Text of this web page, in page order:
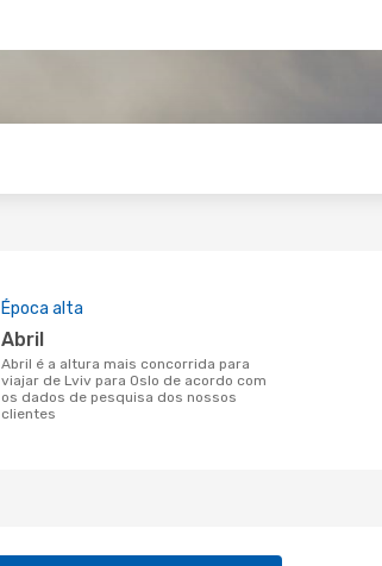
Época alta
abril
abril é a altura mais concorrida para
viajar de Lviv para Oslo de acordo com
os dados de pesquisa dos nossos
clientes